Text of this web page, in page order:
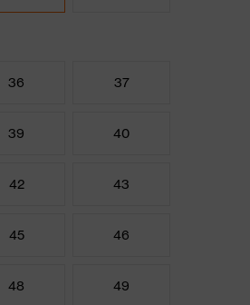
36 37
39 40
42 43
45 46
48 49